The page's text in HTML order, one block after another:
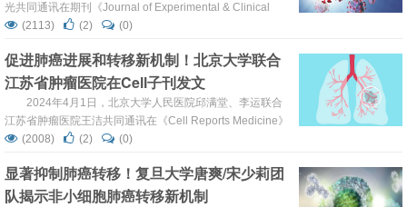
光共同通讯在期刊《Journal of Experimental & Clinical
Cancer Research》上在线发表题为“Oncolytic adenovirus
triple-negative breast canc...
(2113) (2) (0)
促进肺癌进展和转移新机制！北京大学联合
江苏省肿瘤医院在Cell子刊发文
2024年4月1日，北京大学人民医院邱满堂、李运联合
江苏省肿瘤医院王洁共同通讯在《Cell Reports Medicine》
上发表题为“Intratumor microbiome-derived butyrate
瘤内微生物组和 cmDNA 特征是确定肺癌患者复发的有前途
的生物标志物。产生丁酸盐的细菌的生...
(2008) (2) (0)
显著抑制肺癌转移！复旦大学唐爽/宋少莉团
队揭示非小细胞肺癌转移新机制